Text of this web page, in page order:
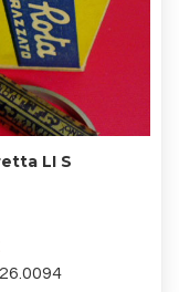
LI S